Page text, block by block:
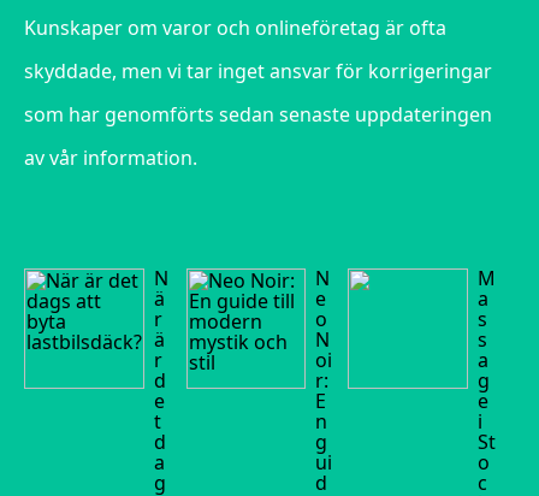
Kunskaper om varor och onlineföretag är ofta
skyddade, men vi tar inget ansvar för korrigeringar
som har genomförts sedan senaste uppdateringen
av vår information.
N
ä
r
ä
r
d
e
t
d
a
g
N
e
o
N
oi
r:
E
n
g
ui
d
M
a
s
s
a
g
e
i
St
o
c